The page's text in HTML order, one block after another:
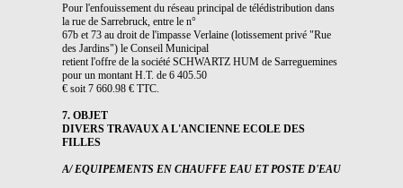
Pour l'enfouissement du réseau principal de télédistribution dans
la rue de Sarrebruck, entre le n°
67b et 73 au droit de l'impasse Verlaine (lotissement privé "Rue
des Jardins") le Conseil Municipal
retient l'offre de la société SCHWARTZ HUM de Sarreguemines
pour un montant H.T. de 6 405.50
€ soit 7 660.98 € TTC.
7. OBJET
DIVERS TRAVAUX A L'ANCIENNE ECOLE DES
FILLES
A/ EQUIPEMENTS EN CHAUFFE EAU ET POSTE D'EAU